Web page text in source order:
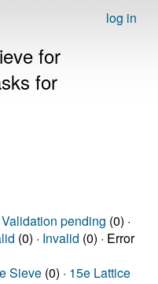
log in
for
for
Validation pending (0) ·
(0) · Invalid (0) · Error
Sieve (0) · 15e Lattice